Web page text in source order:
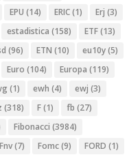
EPU (14) ERIC(1) Erj (3)
estadistica (158) ETF(13)
(96) ETN (10) eu10y(5)
Euro (104) Europa (119)
(1) ewh (4) ewj (3)
(318) F(1) fb (27)
Fibonacci (3984)
Fnv(7) Fomc(9) FORD (1)